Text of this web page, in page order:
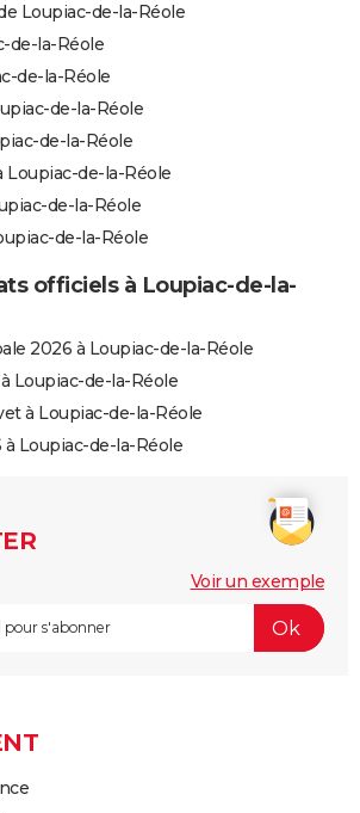
Loupiac-de-la-Réole
de-la-Réole
de-la-Réole
de-la-Réole
de-la-Réole
Loupiac-de-la-Réole
de-la-Réole
de-la-Réole
officiels à Loupiac-de-la-
2026 à Loupiac-de-la-Réole
Loupiac-de-la-Réole
à Loupiac-de-la-Réole
à Loupiac-de-la-Réole
Voir un exemple